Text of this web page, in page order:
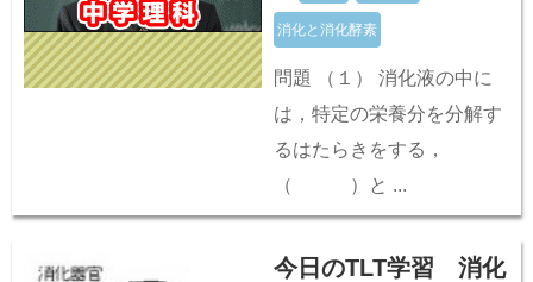
消化と消化酵素
問題 （１） 消化液の中に
は，特定の栄養分を分解す
るはたらきをする，
（ ）と ...
今日のTLT学習 消化